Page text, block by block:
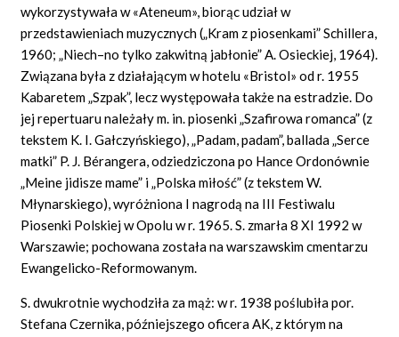
wykorzystywała w «Ateneum», biorąc udział w
przedstawieniach muzycznych („Kram z piosenkami” Schillera,
1960; „Niech–no tylko zakwitną jabłonie” A. Osieckiej, 1964).
Związana była z działającym w hotelu «Bristol» od r. 1955
Kabaretem „Szpak”, lecz występowała także na estradzie. Do
jej repertuaru należały m. in. piosenki „Szafirowa romanca” (z
tekstem K. I. Gałczyńskiego), „Padam, padam”, ballada „Serce
matki” P. J. Bérangera, odziedziczona po Hance Ordonównie
„Meine jidisze mame” i „Polska miłość” (z tekstem W.
Młynarskiego), wyróżniona I nagrodą na III Festiwalu
Piosenki Polskiej w Opolu w r. 1965. S. zmarła 8 XI 1992 w
Warszawie; pochowana została na warszawskim cmentarzu
Ewangelicko-Reformowanym.
S. dwukrotnie wychodziła za mąż: w r. 1938 poślubiła por.
Stefana Czernika, późniejszego oficera AK, z którym na